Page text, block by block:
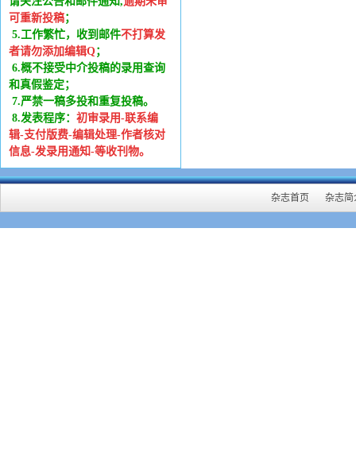
可重新投稿；
5.工作繁忙，收到邮件不打算发
者请勿添加编辑Q；
6.概不接受中介投稿的录用查询
和真假鉴定；
7.严禁一稿多投和重复投稿。
8.发表程序： 初审录用-联系编
辑-支付版费-编辑处理-作者核对
信息-发录用通知-等收刊物。
杂志首页 杂志简